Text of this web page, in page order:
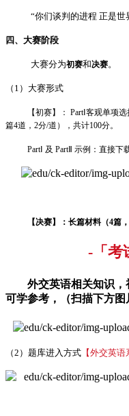
“你们谈判的进程 正是世
四、大赛阶段
大赛分为初赛和决赛。
（1）大赛形式
【初赛】： PartⅠ客观单项
篇4道，2分/道），共计100分。
PartⅠ 及 PartⅡ 示例：直接
【决赛】：长篇材料（4篇
-「考
外交英语相关知识，
可学参考，（扫描下方图
（2）题库进入方式 【外交英